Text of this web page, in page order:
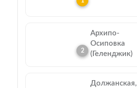
Архипо-
Осиповка
(Геленджик)
Должанская,